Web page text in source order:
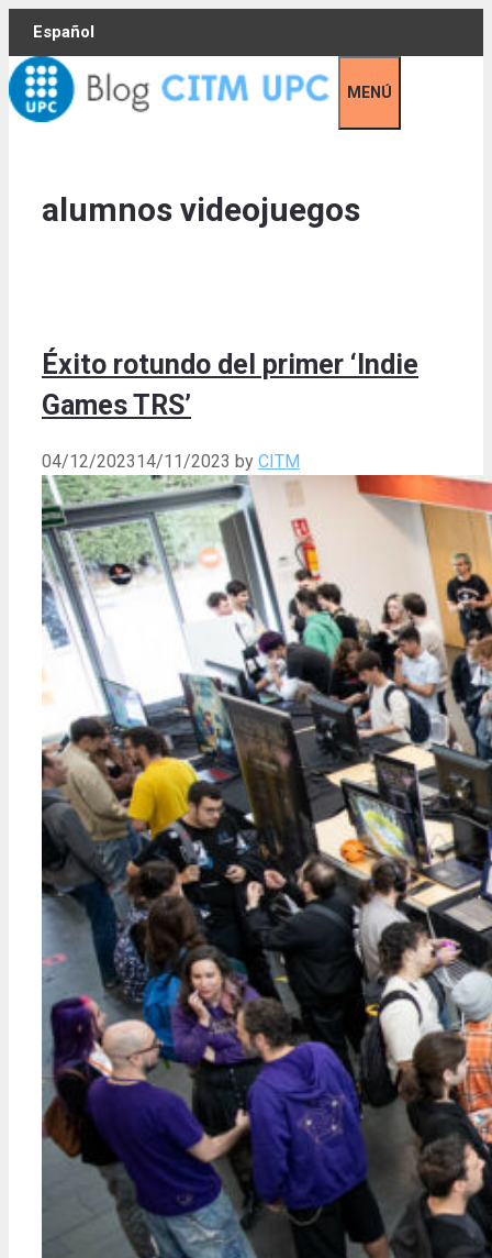
Skip
content
Español
MENÚ
alumnos videojuegos
Éxito rotundo del primer ‘Indie
Games TRS’
04/12/202314/11/2023 by CITM